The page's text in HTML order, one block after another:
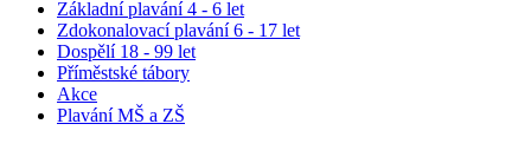
Základní plavání 4 - 6 let
Zdokonalovací plavání 6 - 17 let
Dospělí 18 - 99 let
Příměstské tábory
Akce
Plavání MŠ a ZŠ